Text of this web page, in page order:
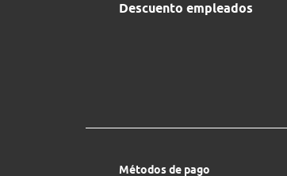
Descuento empleados
Métodos de pago